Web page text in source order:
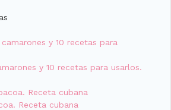
y 10 recetas para usarlos.
Receta cubana